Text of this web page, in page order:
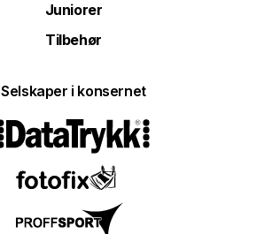
Juniorer
Tilbehør
Selskaper i konsernet